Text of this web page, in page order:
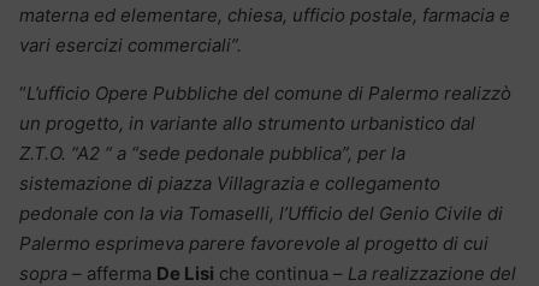
materna ed elementare, chiesa, ufficio postale, farmacia e
vari esercizi commerciali”.
“L’ufficio Opere Pubbliche del comune di Palermo realizzò
un progetto, in variante allo strumento urbanistico dal
Z.T.O. “A2 “ a “sede pedonale pubblica”, per la
sistemazione di piazza Villagrazia e collegamento
pedonale con la via Tomaselli, l’Ufficio del Genio Civile di
Palermo esprimeva parere favorevole al progetto di cui
sopra – afferma De Lisi che continua – La realizzazione del